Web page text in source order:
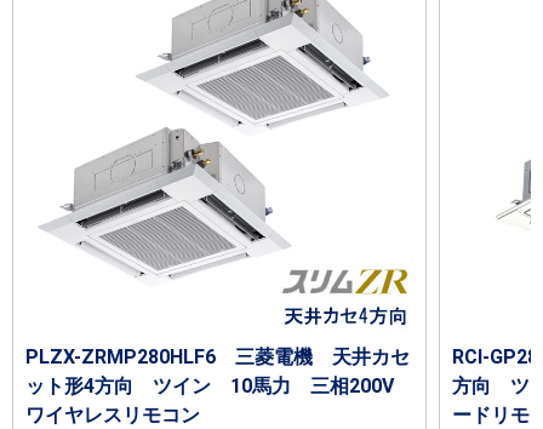
PLZX-ZRMP280HLF6 三菱電機 天井カセ
ット形4方向 ツイン 10馬力 三相200V
ワイヤレスリモコン
RCI-
方向 ツ
ードリモ